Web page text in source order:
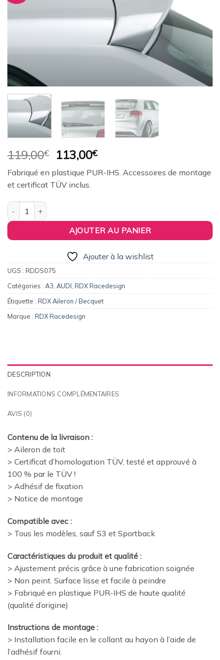
119,00€
Le
prix
initial
était :
113,00€Le
prix
actuel
Fabriqué en plastique PUR-IHS. Accessoires de montage
et certificat TÜV inclus.
quantité de Aileron / Becquet RDX pour AUDI A3-8P (3 portes)
AJOUTER AU PANIER
Ajouter à la wishlist
UGS : RDDS075
Catégories : A3 AUDI RDX Racedesign
Étiquette : RDX Aileron / Becquet
Marque : RDX Racedesign
DESCRIPTION
INFORMATIONS COMPLÉMENTAIRES
AVIS (0)
Contenu de la livraison :
> Aileron de toit
> Certificat d’homologation TÜV, testé et approuvé à
100 % par le TÜV !
> Adhésif de fixation
> Notice de montage
Compatible avec :
> Tous les modèles, sauf S3 et Sportback
Caractéristiques du produit et qualité :
> Ajustement précis grâce à une fabrication soignée
> Non peint. Surface lisse et facile à peindre
> Fabriqué en plastique PUR-IHS de haute qualité
(qualité d’origine)
Instructions de montage :
> Installation facile en le collant au hayon à l’aide de
l’adhésif fourni.